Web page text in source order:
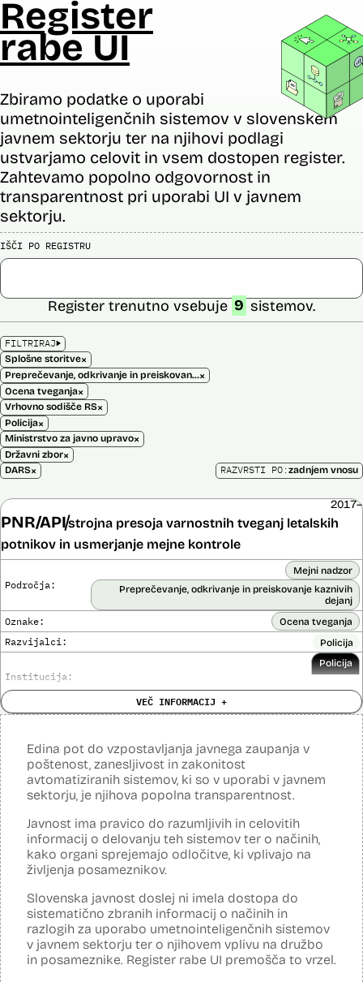
Register
rabe UI
Zbiramo podatke o uporabi
umetnointeligenčnih sistemov v slovenskem
javnem sektorju ter na njihovi podlagi
ustvarjamo celovit in vsem dostopen register.
Zahtevamo popolno odgovornost in
transparentnost pri uporabi UI v javnem
sektorju.
IŠČI PO REGISTRU
FILTRIRAJ
Splošne storitve×
Preprečevanje, odkrivanje in preiskovanje kaznivih dejanj×
Ocena tveganja×
Vrhovno sodišče RS×
Policija×
Ministrstvo za javno upravo×
Državni zbor×
DARS×
Register trenutno vsebuje 9 sistemov.
RAZVRSTI PO:zadnjem vnosu
PNR/APIstrojna presoja varnostnih tveganj letalskih
potnikov in usmerjanje mejne kontrole
2017–
Področja:
Mejni nadzor
Preprečevanje, odkrivanje in preiskovanje kaznivih
dejanj
Oznake: Ocena tveganja
Razvijalci: Policija
Institucija:
Policija
Cena: Neznana ?
Analiza učinka na osebne podatke opravljena:
Posodobljeno: 3. december 2024
Sistem avtomatizirano zbira, obdeluje, presoja varnostna tveganja ter
evidence potnikov iz sistema rezervacij letalskih vozovnic. Po
avtomatiziranem preverjanju podatkov PNR (Passenger Name
Record) in API (Advanced Passenger Information) v primeru ujemanja
v evidencah policije, SIS in Interpola poda rezultat v obliki "zadetek oz.
ni zadetka" z navedbo sklopa evidenc, v katerih je prišlo do ujemanja,
ter navedbo, ali se ujemanje nanaša na podatke o osebi ali na
podatke o potovalnem dokumentu. V primeru ujemanja poda tudi
podatke, na podlagi katerih je prišlo do ujemanja med preverjenimi
podatki in ocenjevalnimi merili.
Ocenjevalna merila so oblikovana z analitično obdelavo podatkov, pri
čemer se oblikujejo indikatorji tveganja, ki predstavljajo posamezne
VEČ INFORMACIJ +
Edina pot do vzpostavljanja javnega zaupanja v
poštenost, zanesljivost in zakonitost
avtomatiziranih sistemov, ki so v uporabi v javnem
sektorju, je njihova popolna transparentnost.
Javnost ima pravico do razumljivih in celovitih
informacij o delovanju teh sistemov ter o načinih,
kako organi sprejemajo odločitve, ki vplivajo na
življenja posameznikov.
Slovenska javnost doslej ni imela dostopa do
sistematično zbranih informacij o načinih in
razlogih za uporabo umetnointeligenčnih sistemov
v javnem sektorju ter o njihovem vplivu na družbo
in posameznike. Register rabe UI premošča to vrzel.